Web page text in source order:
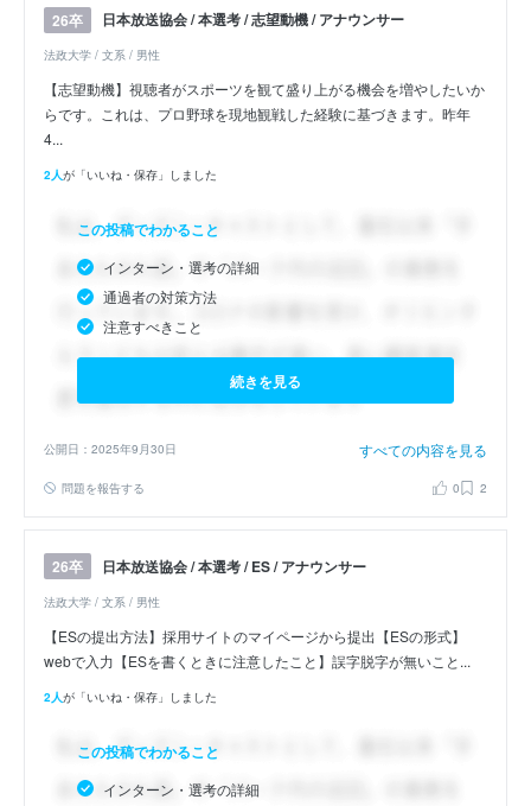
26卒 日本放送協会 / 本選考 / 志望動機 / アナウンサー
法政大学 / 文系 / 男性
【志望動機】視聴者がスポーツを観て盛り上がる機会を増やしたいか
らです。これは、プロ野球を現地観戦した経験に基づきます。昨年
4...
2人が「いいね・保存」しました
この投稿でわかること
インターン・選考の詳細
通過者の対策方法
注意すべきこと
続きを見る
公開日：2025年9月30日 すべての内容を見る
問題を報告する 0 2
26卒 日本放送協会 / 本選考 / ES / アナウンサー
法政大学 / 文系 / 男性
【ESの提出方法】採用サイトのマイページから提出【ESの形式】
webで入力【ESを書くときに注意したこと】誤字脱字が無いこと...
2人が「いいね・保存」しました
この投稿でわかること
インターン・選考の詳細